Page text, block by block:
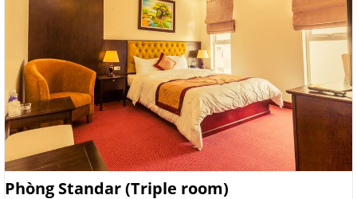
Phòng Standar (Triple room)